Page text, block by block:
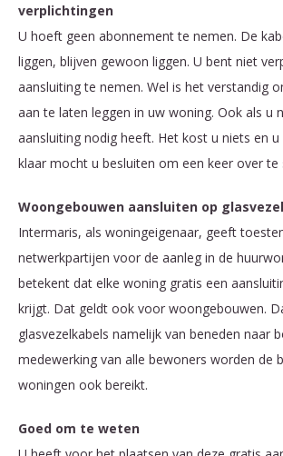
verplichtingen
U hoeft geen abonnement te nemen. De
liggen, blijven gewoon liggen. U bent niet
aansluiting te nemen. Wel is het verstandig
aan te laten leggen in uw woning. Ook als u
aansluiting nodig heeft. Het kost u niets en
klaar mocht u besluiten om een keer over te
Woongebouwen aansluiten op glasvezel
Intermaris, als woningeigenaar, geeft
netwerkpartijen voor de aanleg in de
betekent dat elke woning gratis een
krijgt. Dat geldt ook voor woongebouwen.
glasvezelkabels namelijk van beneden naar
medewerking van alle bewoners worden de
woningen ook bereikt.
Goed om te weten